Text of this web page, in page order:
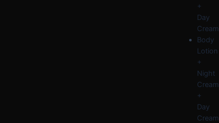
+
Day
Cream
Body
Lotion
+
Night
Cream
+
Day
Cream